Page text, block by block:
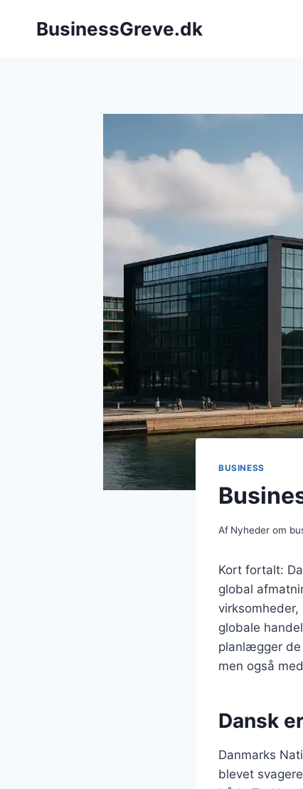
BusinessGreve.dk
BUSINESS
Af Nyheder om
Kort fortalt:
global
globale
planlægger de
men også
Dansk
Danmarks
blevet